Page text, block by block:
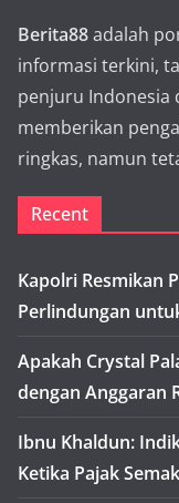
Berita88adalah
informasi terkini,
penjuru Indonesia
memberikan
ringkas, namun
Recent
Kapolri Resmikan
Perlindungan
Apakah Crystal
dengan Anggaran
Ibnu Khaldun:
Ketika Pajak